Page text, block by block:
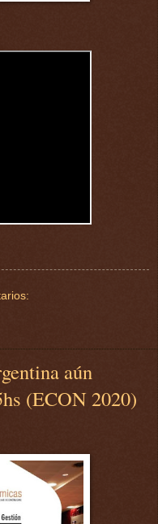
aún
(ECON 2020)